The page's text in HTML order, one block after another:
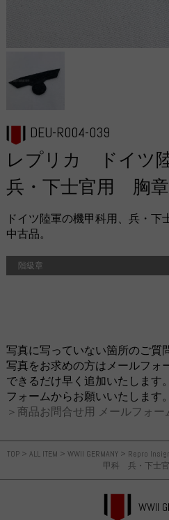
TOP> ALL ITEM > WWII GERMANY> Repro
甲科 兵・下士
WWII
DEU-R004-039
レプリカ ドイツ
兵・下士官用 胸
ドイツ陸軍の機甲科用、兵・下
中古品。
階級章
写真に写っていない箇所のご質
写真をお求めの方はメールフォ
できるだけ早く追加いたします
フォームからお願いいたします。
＞商品お問合せ用 メールフォー